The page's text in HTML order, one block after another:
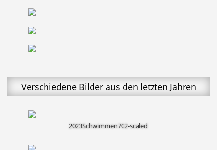
Verschiedene Bilder aus den letzten Jahren
2023Schwimmen702-scaled